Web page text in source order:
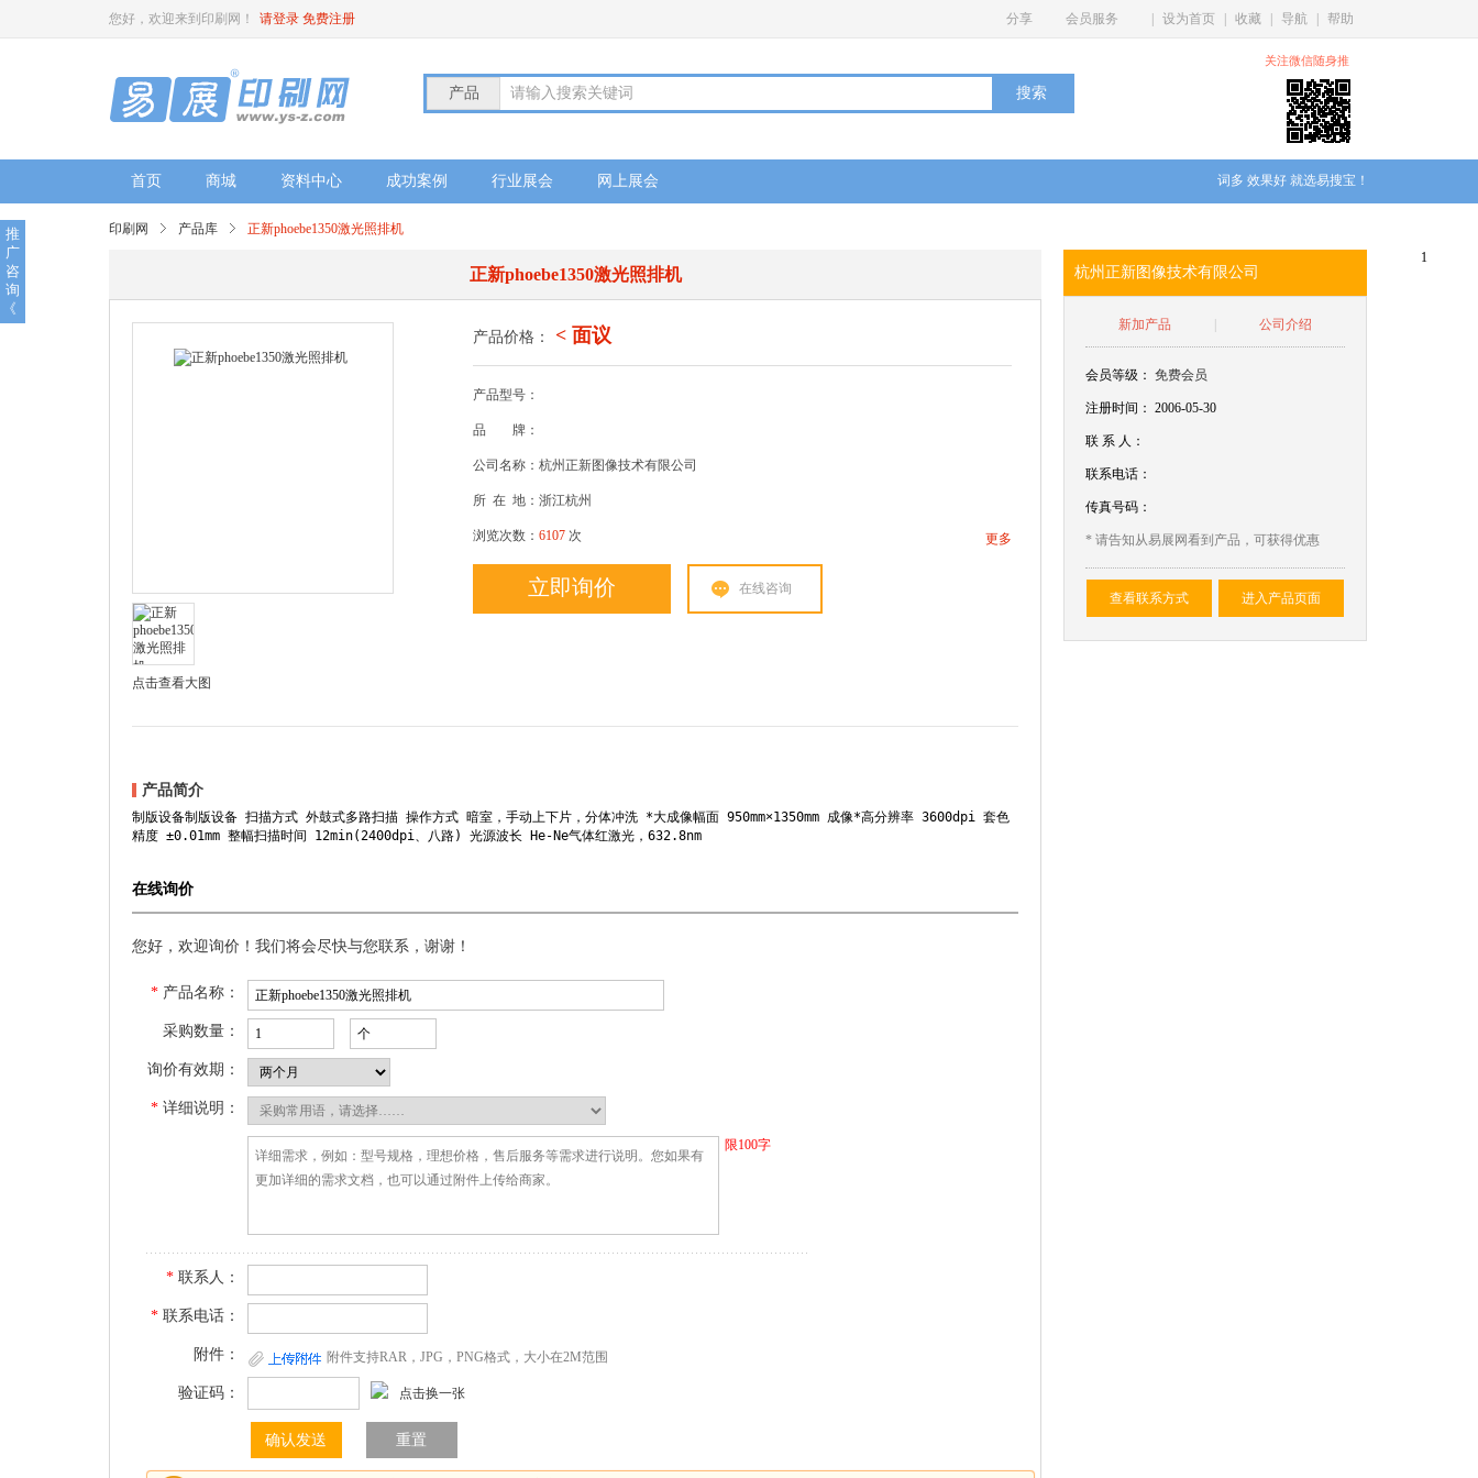
您好，欢迎来到印刷网！ 请登录 免费注册 分享 会员服务 设为首页 收藏 导航 帮助
产品 请输入搜索关键词
关注微信随身推
首页 商城 资料中心 成功案例 行业展会 网上展会 词多 效果好 就选易搜宝！
印刷网 产品库 正新phoebe1350激光照排机
正新phoebe1350激光照排机
点击查看大图
产品价格： < 面议
产品型号：
品 牌：
公司名称：杭州正新图像技术有限公司
所 在 地：浙江杭州
浏览次数： 6107 次 更多
立即询价 在线咨询
产品简介
制版设备制版设备 扫描方式 外鼓式多路扫描 操作方式 暗室，手动上下片，分体冲洗 *大成像幅面 950mm×1350mm 成像*高分辨率 3600dpi 套色
精度 ±0.01mm 整幅扫描时间 12min(2400dpi、八路) 光源波长 He-Ne气体红激光，632.8nm
在线询价
您好，欢迎询价！我们将会尽快与您联系，谢谢！
* 产品名称：
采购数量：
询价有效期：
* 详细说明：
限100字
* 联系人：
* 联系电话：
附件： 附件支持RAR，JPG，PNG格式，大小在2M范围
验证码： 点击换一张
杭州正新图像技术有限公司
新加产品 公司介绍
会员等级：免费会员
注册时间： 2006-05-30
联 系 人：
联系电话：
传真号码：
* 请告知从易展网看到产品，可获得优惠
查看联系方式 进入产品页面
推
广
咨
询
《
1